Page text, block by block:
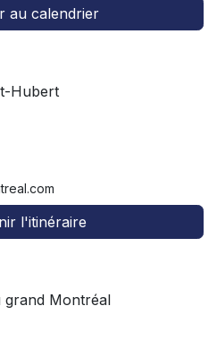
au calendrier
Hubert
l'itinéraire
grand Montréal